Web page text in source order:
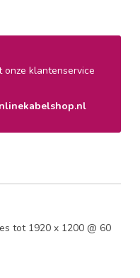
klantenservice
tot 1920 x 1200 @ 60